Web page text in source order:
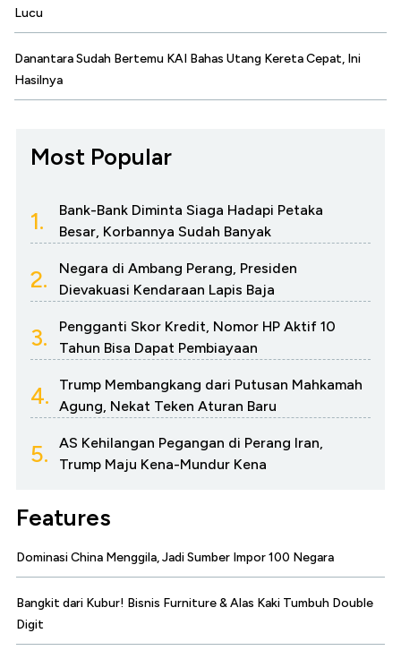
Lucu
Danantara Sudah Bertemu KAI Bahas Utang Kereta Cepat, Ini
Hasilnya
Most Popular
1.
Bank-Bank Diminta Siaga Hadapi Petaka
Besar, Korbannya Sudah Banyak
2.
Negara di Ambang Perang, Presiden
Dievakuasi Kendaraan Lapis Baja
3.
Pengganti Skor Kredit, Nomor HP Aktif 10
Tahun Bisa Dapat Pembiayaan
4.
Trump Membangkang dari Putusan Mahkamah
Agung, Nekat Teken Aturan Baru
5.
AS Kehilangan Pegangan di Perang Iran,
Trump Maju Kena-Mundur Kena
Features
Dominasi China Menggila, Jadi Sumber Impor 100 Negara
Bangkit dari Kubur! Bisnis Furniture & Alas Kaki Tumbuh Double
Digit